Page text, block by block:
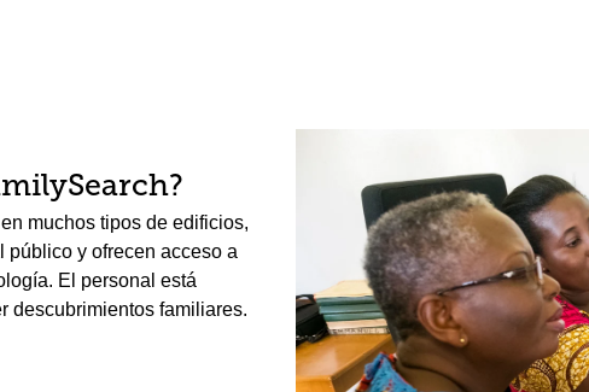
muchos tipos de edificios,
y ofrecen acceso a
El personal está
descubrimientos familiares.